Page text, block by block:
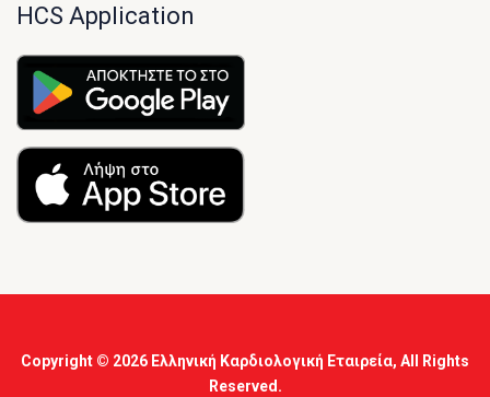
HCS Application
Copyright © 2026 Ελληνική Καρδιολογική Εταιρεία, All Rights
Reserved.